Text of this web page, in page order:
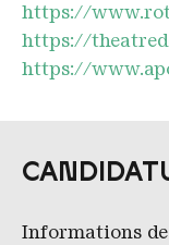
https://
https://
https://
Informations de